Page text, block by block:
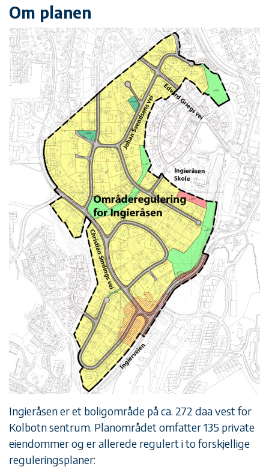
Om planen
Ingieråsen er et boligområde på ca. 272 daa vest for
Kolbotn sentrum. Planområdet omfatter 135 private
eiendommer og er allerede regulert i to forskjellige
reguleringsplaner: